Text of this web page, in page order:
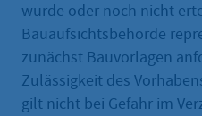
wurde oder noch nicht
Bauaufsichtsbehörde
zunächst Bauvorlagen
Zulässigkeit des
gilt nicht bei Gefahr im